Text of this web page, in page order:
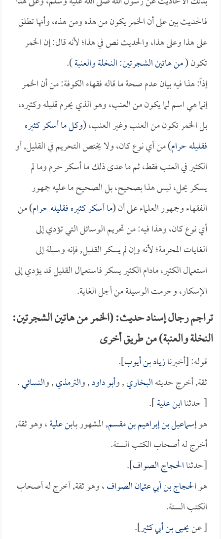
فالحديث بين على أن الخمر يكون من هذه ومن هذه، وأنها تطلق
على هذا وعلى هذا، والحديث نص في هذا؛ لأنه قال: إن الخمر
تكون (من هاتين الشجرتين: النخلة والعنبة).
إذاً: هذا فيه بيان عدم صحة ما قاله فقهاء الكوفة: من أن الخمر
إنما هي اسم لما يكون من العنب، وهو الذي يحرم قليله وكثيره،
بل الخمر تكون من العنب وغير العنب، (وكل ما أسكر كثيره
فقليله حرام) من أي نوع كان، ولا يختص التحريم في القليل, أو
الكثير في العنب فقط، ثم ما عدى ذلك ما أسكر حرم وما لم
يسكر يحل، ليس هذا بصحيح، بل الصحيح ما عليه جمهور
الفقهاء وجمهور العلماء على أن (ما أسكر كثيره فقليله حرام) من
أي نوع كان، وهذا فيه: من تحريم الوسائل التي تؤدي إلى
الغايات المحرمة؛ لأنه وإن لم يسكر القليل, فإنه وسيلة إلى
استعمال الكثير، مادام الكثير يسكر فاستعمال القليل قد يؤدي إلى
الإسكار، وحرمت الوسيلة من أجل الغاية.
تراجم رجال إسناد حديث: (الخمر من هاتين الشجرتين:
النخلة والعنبة) من طريق أخرى
قوله: [أخبرنازياد بن أيوب].
ثقة, أخرج حديثهالبخاري, وأبو داود, والترمذي, والنسائي.
[ حدثناابن علية].
هوإسماعيل بن إبراهيم بن مقسم, المشهور بـابن علية، وهو ثقة,
أخرج له أصحاب الكتب الستة.
[حدثناالحجاج الصواف].
هوالحجاج بن أبي عثمان الصواف، وهو ثقة, أخرج له أصحاب
الكتب الستة.
[ عنيحيى بن أبي كثير].